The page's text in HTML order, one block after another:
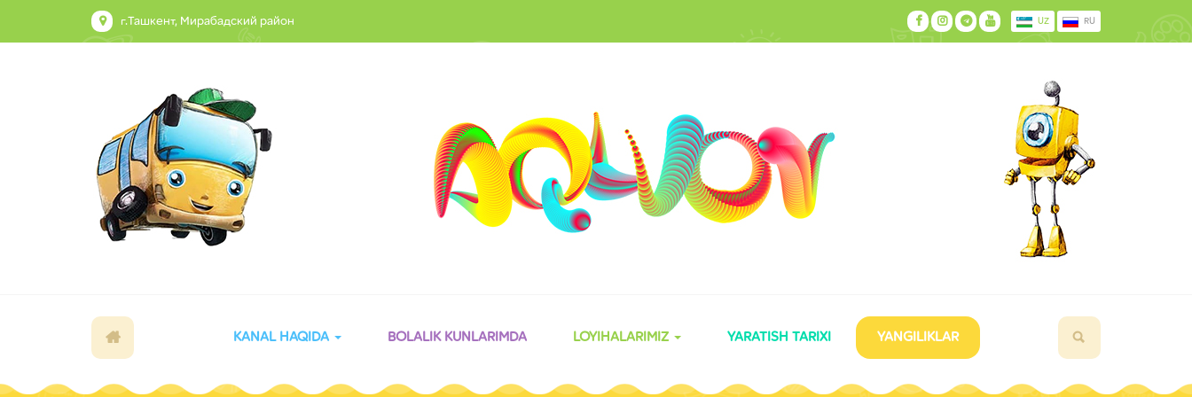
г.Ташкент, Мирабадский район UZ RU
KANAL HAQIDA BOLALIK KUNLARIMDA LOYIHALARIMIZ YARATISH TARIXI YANGILIKLAR